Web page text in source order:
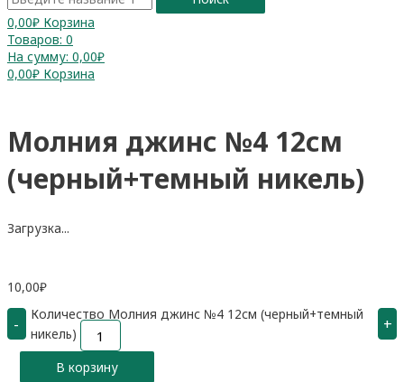
0,00₽ Корзина
Товаров: 0
На сумму: 0,00₽
0,00₽ Корзина
Молния джинс №4 12см
(черный+темный никель)
Загрузка...
10,00₽
-
Количество Молния джинс №4 12см (черный+темный
никель)
+
В корзину